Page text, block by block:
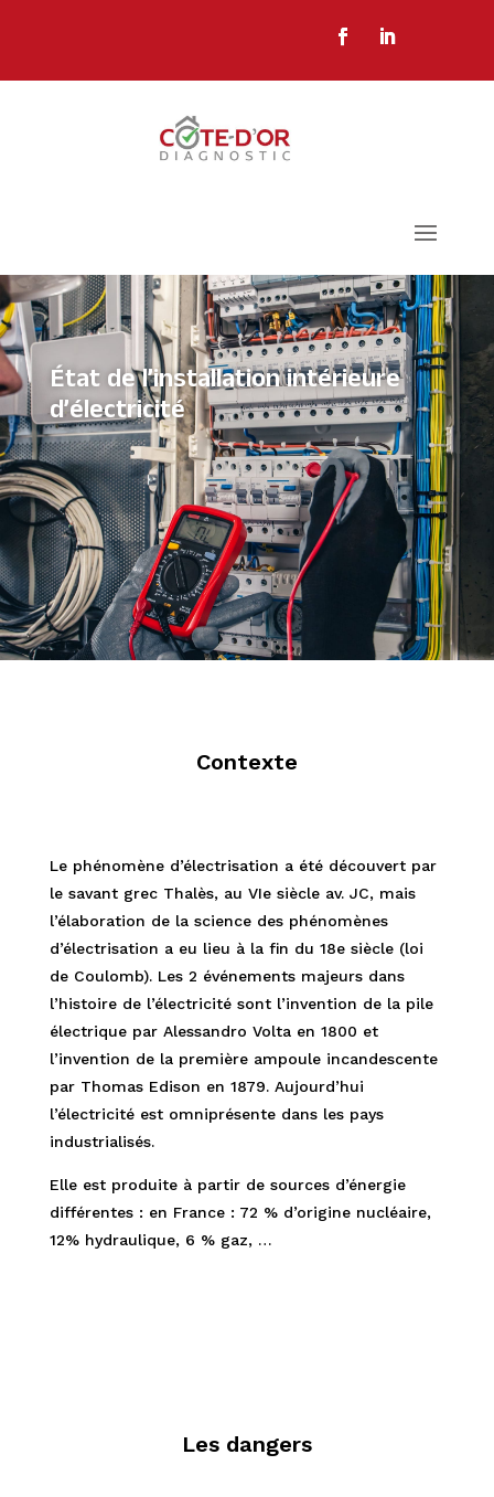
État de l’installation intérieure
d’électricité
Contexte
Le phénomène d’électrisation a été découvert par
le savant grec Thalès, au VIe siècle av. JC, mais
l’élaboration de la science des phénomènes
d’électrisation a eu lieu à la fin du 18e siècle (loi
de Coulomb). Les 2 événements majeurs dans
l’histoire de l’électricité sont l’invention de la pile
électrique par Alessandro Volta en 1800 et
l’invention de la première ampoule incandescente
par Thomas Edison en 1879. Aujourd’hui
l’électricité est omniprésente dans les pays
industrialisés.
Elle est produite à partir de sources d’énergie
différentes : en France : 72 % d’origine nucléaire,
12% hydraulique, 6 % gaz, …
Les dangers